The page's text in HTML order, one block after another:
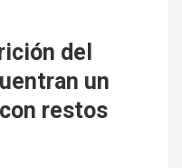
del
un
restos